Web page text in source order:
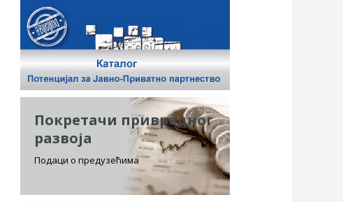
Покретачи привредног
развоја
Подаци о предузећима